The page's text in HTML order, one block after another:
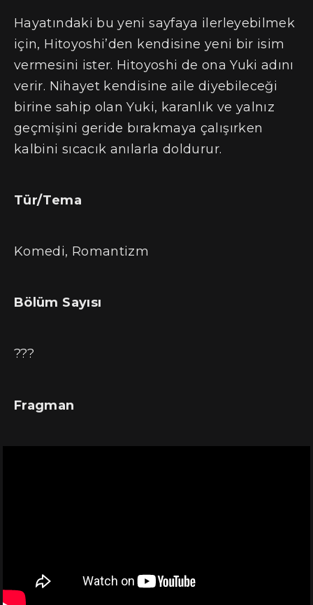
Hayatındaki bu yeni sayfaya ilerleyebilmek
için, Hitoyoshi’den kendisine yeni bir isim
vermesini ister. Hitoyoshi de ona Yuki adını
verir. Nihayet kendisine aile diyebileceği
birine sahip olan Yuki, karanlık ve yalnız
geçmişini geride bırakmaya çalışırken
kalbini sıcacık anılarla doldurur.
Tür/Tema
Komedi, Romantizm
Bölüm Sayısı
???
Fragman